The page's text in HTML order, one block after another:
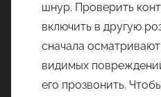
шнур. Проверить
включить в другую
сначала
видимых
его прозвонить.